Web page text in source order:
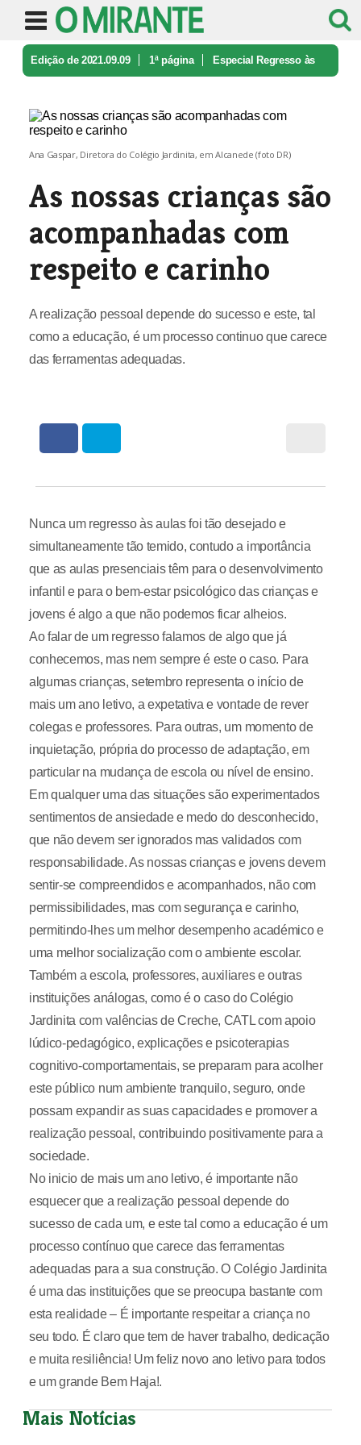
Edição de 2021.09.09 1ª página Especial Regresso às
Ana Gaspar, Diretora do Colégio Jardinita, em Alcanede (foto DR)
As nossas crianças são
acompanhadas com
respeito e carinho
A realização pessoal depende do sucesso e este, tal
como a educação, é um processo continuo que carece
das ferramentas adequadas.
Nunca um regresso às aulas foi tão desejado e
simultaneamente tão temido, contudo a importância
que as aulas presenciais têm para o desenvolvimento
infantil e para o bem-estar psicológico das crianças e
jovens é algo a que não podemos ficar alheios.
Ao falar de um regresso falamos de algo que já
conhecemos, mas nem sempre é este o caso. Para
algumas crianças, setembro representa o início de
mais um ano letivo, a expetativa e vontade de rever
colegas e professores. Para outras, um momento de
inquietação, própria do processo de adaptação, em
particular na mudança de escola ou nível de ensino.
Em qualquer uma das situações são experimentados
sentimentos de ansiedade e medo do desconhecido,
que não devem ser ignorados mas validados com
responsabilidade. As nossas crianças e jovens devem
sentir-se compreendidos e acompanhados, não com
permissibilidades, mas com segurança e carinho,
permitindo-lhes um melhor desempenho académico e
uma melhor socialização com o ambiente escolar.
Também a escola, professores, auxiliares e outras
instituições análogas, como é o caso do Colégio
Jardinita com valências de Creche, CATL com apoio
lúdico-pedagógico, explicações e psicoterapias
cognitivo-comportamentais, se preparam para acolher
este público num ambiente tranquilo, seguro, onde
possam expandir as suas capacidades e promover a
realização pessoal, contribuindo positivamente para a
sociedade.
No inicio de mais um ano letivo, é importante não
esquecer que a realização pessoal depende do
sucesso de cada um, e este tal como a educação é um
processo contínuo que carece das ferramentas
adequadas para a sua construção. O Colégio Jardinita
é uma das instituições que se preocupa bastante com
esta realidade – É importante respeitar a criança no
seu todo. É claro que tem de haver trabalho, dedicação
e muita resiliência! Um feliz novo ano letivo para todos
e um grande Bem Haja!.
Mais Notícias